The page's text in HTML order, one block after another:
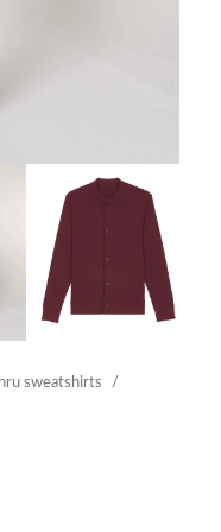
sweatshirts